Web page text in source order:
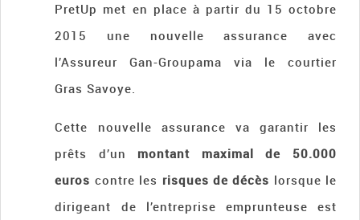
PretUp met en place à partir du 15 octobre
2015 une nouvelle assurance avec
l’Assureur Gan-Groupama via le courtier
Gras Savoye.
Cette nouvelle assurance va garantir les
prêts d’un montant maximal de 50.000
euros contre les risques de décès lorsque le
dirigeant de l’entreprise emprunteuse est